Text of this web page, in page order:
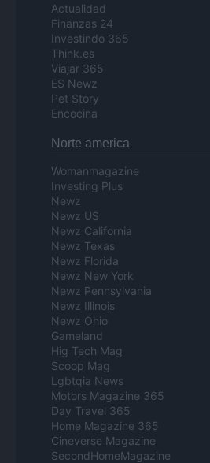
Actualidad
Finanzas 24
Investindo 365
Think.es
Viajar 365
ES Newz
Pet Story
Encocina
Norte america
Womanmagazine
Investing Plus
Newz
Newz US
Newz California
Newz Texas
Newz Florida
Newz New York
Newz Pennsylvania
Newz Illinois
Newz Ohio
Gameland
Hig Tech Mag
Scoop Mag
Lgbtqia News
Motors Magazine 365
Day Travel 365
Home Magazine 365
Cineverse Magazine
SecondHomeMagazine